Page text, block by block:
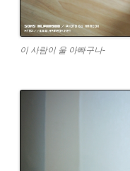
이 사람이 울 아빠구나-